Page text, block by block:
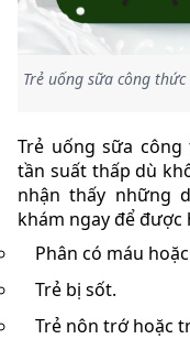
Trẻ uống sữa công
Trẻ uống sữa
tần suất thấp dù
nhận thấy những
khám ngay để
Phân có máu
Trẻ bị sốt.
Trẻ nôn trớ hoặc